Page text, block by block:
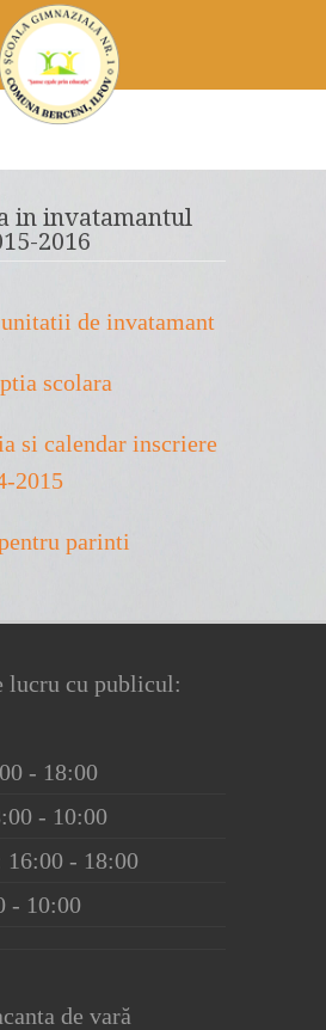
in invatamantul
2016
de invatamant
scolara
si calendar inscriere
2015
parinti
lucru cu publicul:
- 18:00
- 10:00
- 18:00
- 10:00
de vară